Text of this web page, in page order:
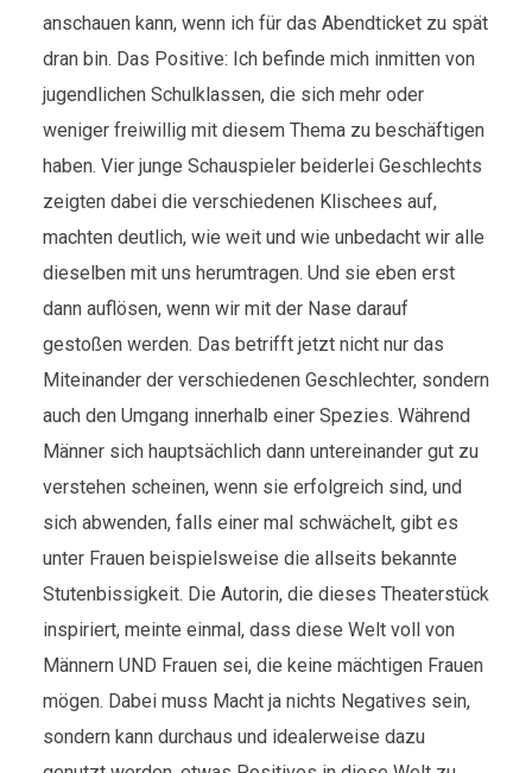
anschauen kann, wenn ich für das Abendticket zu spät
dran bin. Das Positive: Ich befinde mich inmitten von
jugendlichen Schulklassen, die sich mehr oder
weniger freiwillig mit diesem Thema zu beschäftigen
haben. Vier junge Schauspieler beiderlei Geschlechts
zeigten dabei die verschiedenen Klischees auf,
machten deutlich, wie weit und wie unbedacht wir alle
dieselben mit uns herumtragen. Und sie eben erst
dann auflösen, wenn wir mit der Nase darauf
gestoßen werden. Das betrifft jetzt nicht nur das
Miteinander der verschiedenen Geschlechter, sondern
auch den Umgang innerhalb einer Spezies. Während
Männer sich hauptsächlich dann untereinander gut zu
verstehen scheinen, wenn sie erfolgreich sind, und
sich abwenden, falls einer mal schwächelt, gibt es
unter Frauen beispielsweise die allseits bekannte
Stutenbissigkeit. Die Autorin, die dieses Theaterstück
inspiriert, meinte einmal, dass diese Welt voll von
Männern UND Frauen sei, die keine mächtigen Frauen
mögen. Dabei muss Macht ja nichts Negatives sein,
sondern kann durchaus und idealerweise dazu